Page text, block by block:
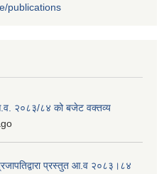
publications
२०८३/८४ को बजेट वक्तव्य
प्रस्तुत आ.व‍ २०८३।८४